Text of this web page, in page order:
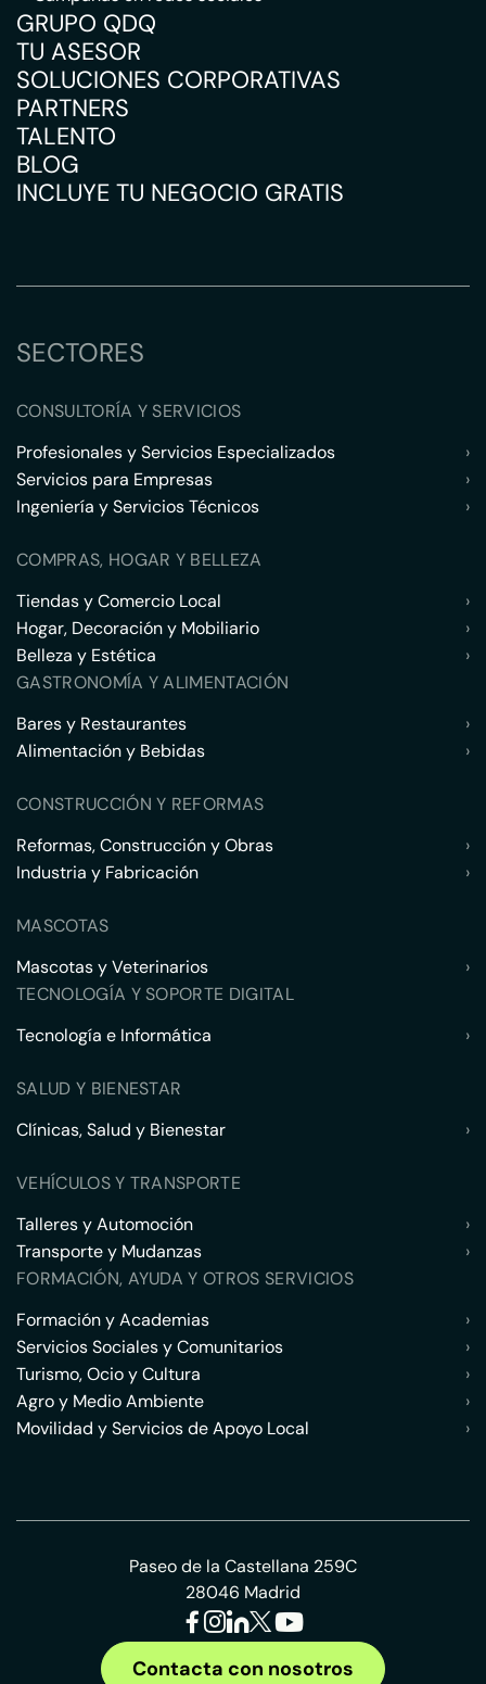
GRUPO QDQ
TU ASESOR
SOLUCIONES CORPORATIVAS
PARTNERS
TALENTO
BLOG
INCLUYE TU NEGOCIO GRATIS
SECTORES
CONSULTORÍA Y SERVICIOS
Profesionales y Servicios Especializados
›
Servicios para Empresas
›
Ingeniería y Servicios Técnicos
›
COMPRAS, HOGAR Y BELLEZA
Tiendas y Comercio Local
›
Hogar, Decoración y Mobiliario
›
Belleza y Estética
›
GASTRONOMÍA Y ALIMENTACIÓN
Bares y Restaurantes
›
Alimentación y Bebidas
›
CONSTRUCCIÓN Y REFORMAS
Reformas, Construcción y Obras
›
Industria y Fabricación
›
MASCOTAS
Mascotas y Veterinarios
›
TECNOLOGÍA Y SOPORTE DIGITAL
Tecnología e Informática
›
SALUD Y BIENESTAR
Clínicas, Salud y Bienestar
›
VEHÍCULOS Y TRANSPORTE
Talleres y Automoción
›
Transporte y Mudanzas
›
FORMACIÓN, AYUDA Y OTROS SERVICIOS
Formación y Academias
›
Servicios Sociales y Comunitarios
›
Turismo, Ocio y Cultura
›
Agro y Medio Ambiente
›
Movilidad y Servicios de Apoyo Local
›
Paseo de la Castellana 259C
28046 Madrid
Contacta con nosotros